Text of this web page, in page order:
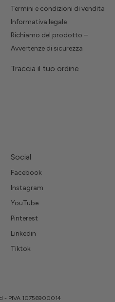
Termini e condizioni di vendita
Informativa legale
Richiamo del prodotto –
Avvertenze di sicurezza
Traccia il tuo ordine
Social
Facebook
Instagram
YouTube
Pinterest
Linkedin
Tiktok
- PIVA 10756900014